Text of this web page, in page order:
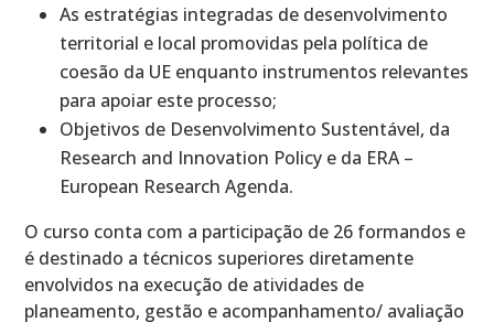
As estratégias integradas de desenvolvimento
territorial e local promovidas pela política de
coesão da UE enquanto instrumentos relevantes
para apoiar este processo;
Objetivos de Desenvolvimento Sustentável, da
Research and Innovation Policy e da ERA –
European Research Agenda.
O curso conta com a participação de 26 formandos e
é destinado a técnicos superiores diretamente
envolvidos na execução de atividades de
planeamento, gestão e acompanhamento/ avaliação